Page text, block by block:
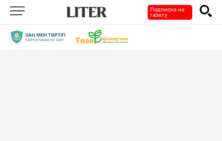
Подписка на
газету